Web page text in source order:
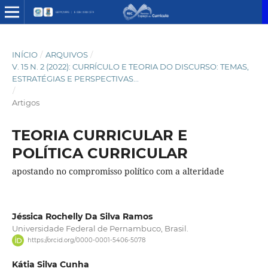
INÍCIO / ARQUIVOS /
V. 15 N. 2 (2022): CURRÍCULO E TEORIA DO DISCURSO: TEMAS,
ESTRATÉGIAS E PERSPECTIVAS...
/
Artigos
TEORIA CURRICULAR E
POLÍTICA CURRICULAR
apostando no compromisso político com a alteridade
Jéssica Rochelly Da Silva Ramos
Universidade Federal de Pernambuco, Brasil.
https://orcid.org/0000-0001-5406-5078
Kátia Silva Cunha